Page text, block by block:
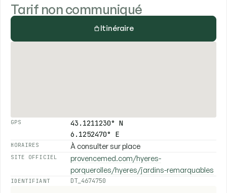
Tarif non communiqué
Itinéraire
GPS
43.1211230° N
6.1252470° E
HORAIRES À consulter sur place
SITE OFFICIEL
provencemed.com/hyeres-
porquerolles/hyeres/jardins-remarquables
IDENTIFIANT DT_4674750